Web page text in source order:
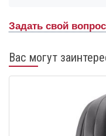
Задать свой
Вас могут